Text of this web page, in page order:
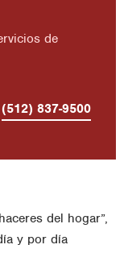
de
(512) 837-9500
del hogar”,
y por día